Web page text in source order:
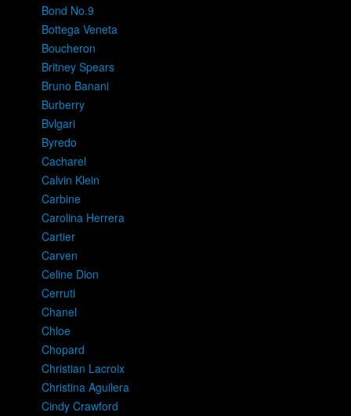
Bond No.9
Bottega Veneta
Boucheron
Britney Spears
Bruno Banani
Burberry
Bvlgari
Byredo
Cacharel
Calvin Klein
Carbine
Carolina Herrera
Cartier
Carven
Celine Dion
Cerruti
Chanel
Chloe
Chopard
Christian Lacroix
Christina Aguilera
Cindy Crawford